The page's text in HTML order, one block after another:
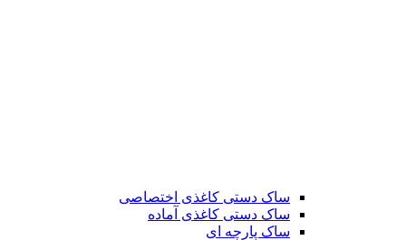
ساک دستی کاغذی اختصاصی
ساک دستی کاغذی آماده
ساک پارچه ای